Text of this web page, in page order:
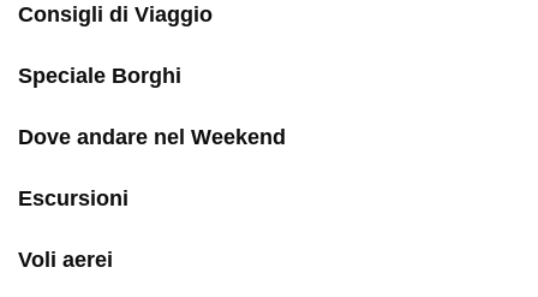
Consigli di Viaggio
Speciale Borghi
Dove andare nel Weekend
Escursioni
Voli aerei